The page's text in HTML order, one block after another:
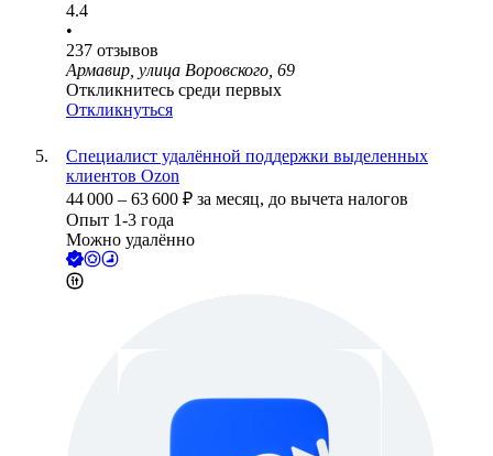
4.4
•
237 отзывов
Армавир, улица Воровского, 69
Откликнитесь среди первых
Откликнуться
Специалист удалённой поддержки выделенных
клиентов Ozon
44 000 – 63 600 ₽ за месяц, до вычета налогов
Опыт 1-3 года
Можно удалённо